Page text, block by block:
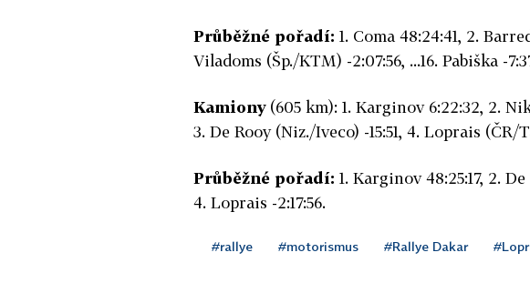
Průběžné pořadí: 1. Coma 48:24:41, 2.
Viladoms (Šp./KTM) -2:07:56, ...16. Pabiška -
Kamiony(605 km): 1. Karginov 6:22:32, 2.
3. De Rooy (Niz./Iveco) -15:51, 4. Loprais (ČR/
Průběžné pořadí: 1. Karginov 48:25:17, 2. De
4. Loprais -2:17:56.
#rallye #motorismus #Rallye Dakar